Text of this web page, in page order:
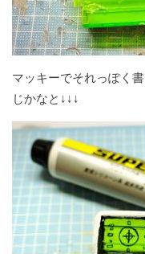
マッキーでそれっぽく
じかなと↓↓↓